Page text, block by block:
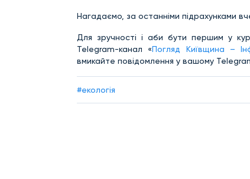
Нагадаємо, за останніми підрахунками
Для зручності і аби бути першим у
Telegram-канал «Погляд Київщина –
вмикайте повідомлення у вашому
#екологія